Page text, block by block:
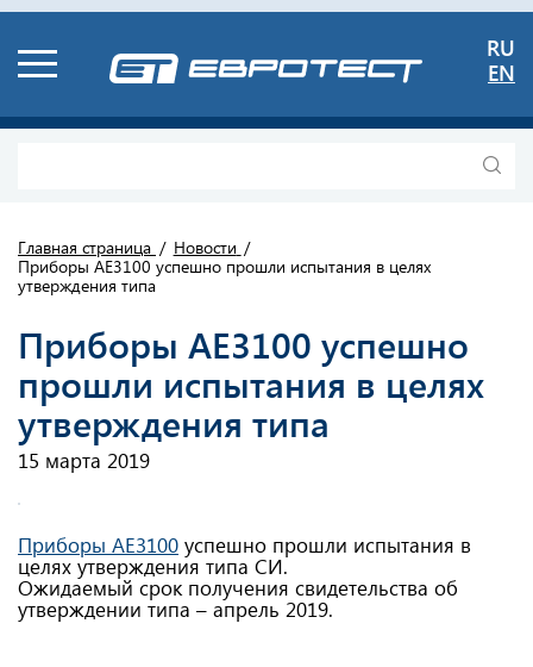
RU
EN
Главная страница
Новости
Приборы АЕ3100 успешно прошли испытания в целях
утверждения типа
Приборы АЕ3100 успешно
прошли испытания в целях
утверждения типа
15 марта 2019
Приборы АЕ3100 успешно прошли испытания в
целях утверждения типа СИ.
Ожидаемый срок получения свидетельства об
утверждении типа – апрель 2019.